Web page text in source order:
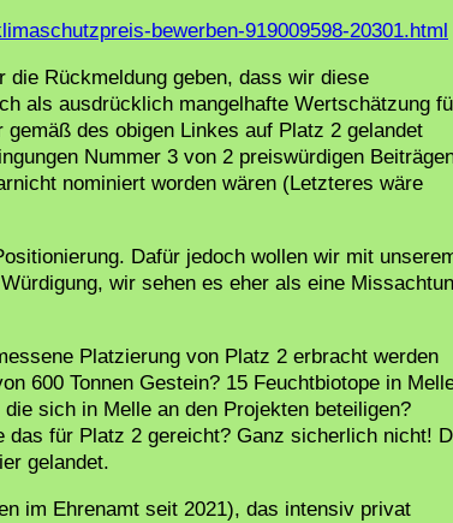
bewerben-919009598-20301.html
die Rückmeldung geben, dass wir diese
als ausdrücklich mangelhafte Wertschätzung
des obigen Linkes auf Platz 2 gelandet
Nummer 3 von 2 preiswürdigen
nominiert worden wären (Letzteres wäre
Dafür jedoch wollen wir mit
wir sehen es eher als eine
Platzierung von Platz 2 erbracht werden
600 Tonnen Gestein? 15 Feuchtbiotope in
sich in Melle an den Projekten beteiligen?
das für Platz 2 gereicht? Ganz sicherlich nicht!
gelandet.
im Ehrenamt seit 2021), das intensiv privat